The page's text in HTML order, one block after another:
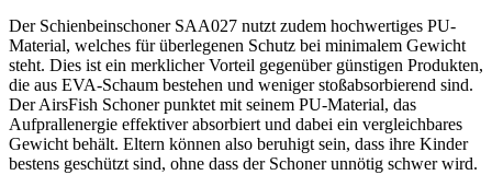
Der Schienbeinschoner SAA027 nutzt zudem hochwertiges PU-
Material, welches für überlegenen Schutz bei minimalem Gewicht
steht. Dies ist ein merklicher Vorteil gegenüber günstigen Produkten,
die aus EVA-Schaum bestehen und weniger stoßabsorbierend sind.
Der AirsFish Schoner punktet mit seinem PU-Material, das
Aufprallenergie effektiver absorbiert und dabei ein vergleichbares
Gewicht behält. Eltern können also beruhigt sein, dass ihre Kinder
bestens geschützt sind, ohne dass der Schoner unnötig schwer wird.